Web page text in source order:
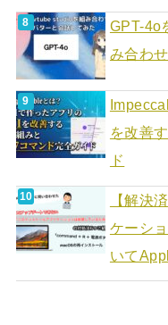
GPT-4o
み合わ
を改善
ド
【解決
ケーシ
いて